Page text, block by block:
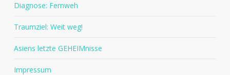
Diagnose: Fernweh
Traumziel: Weit weg!
Asiens letzte GEHEIMnisse
Impressum